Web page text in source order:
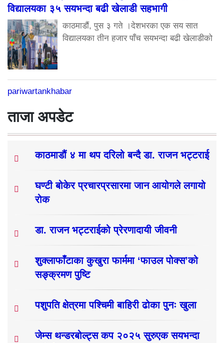
विद्यालयका ३५ सयभन्दा बढी खेलाडी सहभागी
काठमाडौं, पुस ३ गते ।देशभरका एक सय सात
विद्यालयका तीन हजार पाँच सयभन्दा बढी खेलाडीको
pariwartankhabar
ताजा अपडेट
काठमाडौं ४ मा थप दरिलो बन्दै डा. राजन भट्टराई
घण्टी बोकेर प्रचारप्रसारमा जान आयोगले लगायो
रोक
डा. राजन भट्टराईको प्रेरणादायी जीवनी
शुक्लाफाँटाका कुखुरा फार्ममा ‘फाउल पोक्स’को
सङ्क्रमण पुष्टि
पशुपति क्षेत्रमा पश्चिमी बाहिरी ढोका पुनः खुला
जेम्स थन्डरबोल्ट्स कप २०२५ सुरुएक सयभन्दा